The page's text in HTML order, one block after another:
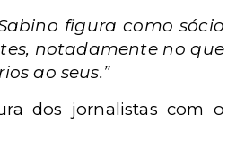
figura como sócio
notadamente no que
ao seus.”
dos jornalistas com o